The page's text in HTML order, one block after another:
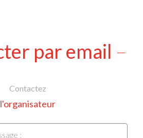
par email
Contactez
l'organisateur